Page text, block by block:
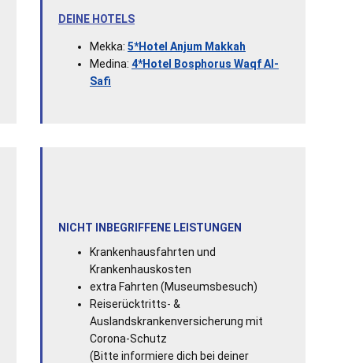
DEINE HOTELS
Mekka: 5*Hotel Anjum Makkah
Medina: 4*Hotel Bosphorus Waqf Al-
Safi
NICHT INBEGRIFFENE LEISTUNGEN
Krankenhausfahrten und
Krankenhauskosten
extra Fahrten (Museumsbesuch)
Reiserücktritts- &
Auslandskrankenversicherung mit
Corona-Schutz
(Bitte informiere dich bei deiner